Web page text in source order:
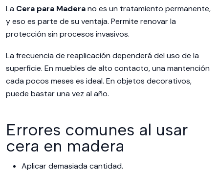
La Cera para Maderano es un tratamiento permanente,
y eso es parte de su ventaja. Permite renovar la
protección sin procesos invasivos.
La frecuencia de reaplicación dependerá del uso de la
superficie. En muebles de alto contacto, una mantención
cada pocos meses es ideal. En objetos decorativos,
puede bastar una vez al año.
Errores comunes al usar
cera en madera
Aplicar demasiada cantidad.